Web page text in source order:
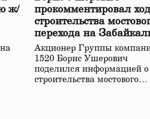
ж/
прокомментировал ход
строительства
перехода на
железной дороге
Акционер Группы
1520 Борис Ушерович
поделился информацией о
строительства мостового…